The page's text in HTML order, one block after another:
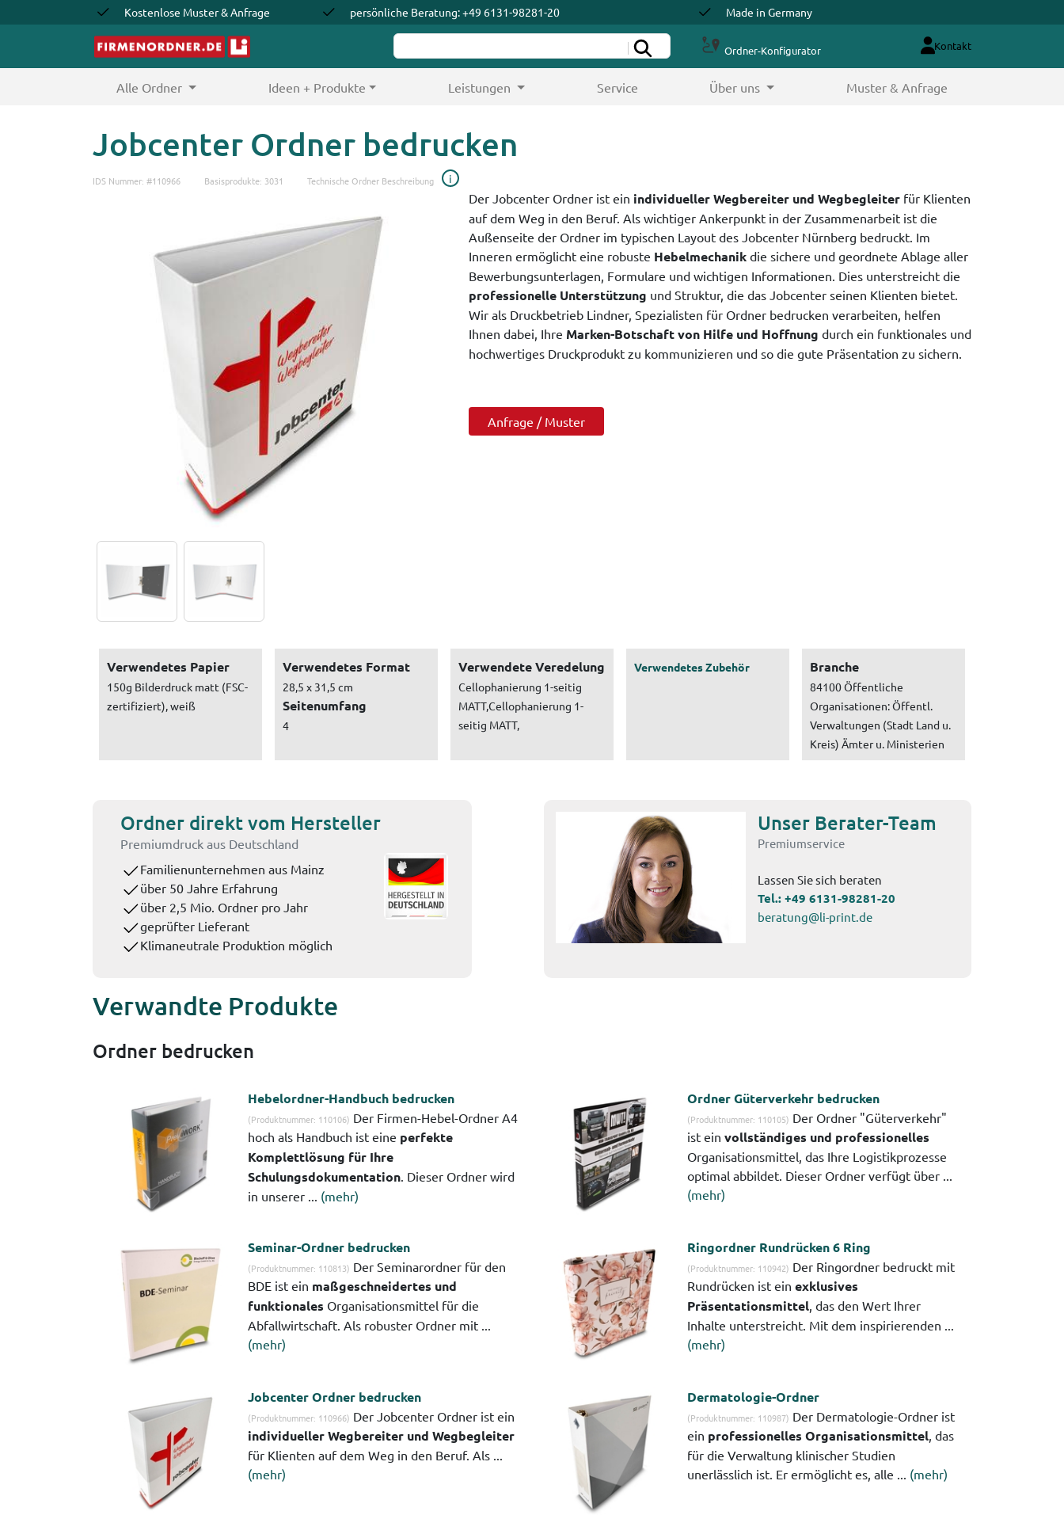
Kostenlose Muster & Anfrage persönliche Beratung: +49 6131-98281-20 Made in Germany
Ordner-Konfigurator Kontakt
Alle Ordner (current) Ideen + Produkte Leistungen Service Über uns Muster & Anfrage
Jobcenter Ordner bedrucken
IDS Nummer: #110966 Basisprodukte: 3031 Technische Ordner Beschreibung i
Der Jobcenter Ordner ist ein individueller Wegbereiter und Wegbegleiter für Klienten
auf dem Weg in den Beruf. Als wichtiger Ankerpunkt in der Zusammenarbeit ist die
Außenseite der Ordner im typischen Layout des Jobcenter Nürnberg bedruckt. Im
Inneren ermöglicht eine robuste Hebelmechanik die sichere und geordnete Ablage aller
Bewerbungsunterlagen, Formulare und wichtigen Informationen. Dies unterstreicht die
professionelle Unterstützung und Struktur, die das Jobcenter seinen Klienten bietet.
Wir als Druckbetrieb Lindner, Spezialisten für Ordner bedrucken verarbeiten, helfen
Ihnen dabei, Ihre Marken-Botschaft von Hilfe und Hoffnung durch ein funktionales und
hochwertiges Druckprodukt zu kommunizieren und so die gute Präsentation zu sichern.
Anfrage / Muster
Verwendetes Papier
150g Bilderdruck matt (FSC-
zertifiziert), weiß
Verwendetes Format
28,5 x 31,5 cm
Seitenumfang
4
Verwendete Veredelung
Cellophanierung 1-seitig
MATT,Cellophanierung 1-
seitig MATT,
Verwendetes Zubehör Branche
84100 Öffentliche
Organisationen: Öffentl.
Verwaltungen (Stadt Land u.
Kreis) Ämter u. Ministerien
Ordner direkt vom Hersteller
Premiumdruck aus Deutschland
Familienunternehmen aus Mainz
über 50 Jahre Erfahrung
über 2,5 Mio. Ordner pro Jahr
geprüfter Lieferant
Klimaneutrale Produktion möglich
Unser Berater-Team
Premiumservice
Lassen Sie sich beraten
Tel.: +49 6131-98281-20
beratung@li-print.de
Verwandte Produkte
Ordner bedrucken
Hebelordner-Handbuch bedrucken
(Produktnummer: 110106) Der Firmen-Hebel-Ordner A4
hoch als Handbuch ist eine perfekte
Komplettlösung für Ihre
Schulungsdokumentation. Dieser Ordner wird
in unserer ... (mehr)
Ordner Güterverkehr bedrucken
(Produktnummer: 110105) Der Ordner "Güterverkehr"
ist ein vollständiges und professionelles
Organisationsmittel, das Ihre Logistikprozesse
optimal abbildet. Dieser Ordner verfügt über ...
(mehr)
Seminar-Ordner bedrucken
(Produktnummer: 110813) Der Seminarordner für den
BDE ist ein maßgeschneidertes und
funktionales Organisationsmittel für die
Abfallwirtschaft. Als robuster Ordner mit ...
(mehr)
Ringordner Rundrücken 6 Ring
(Produktnummer: 110942) Der Ringordner bedruckt mit
Rundrücken ist ein exklusives
Präsentationsmittel, das den Wert Ihrer
Inhalte unterstreicht. Mit dem inspirierenden ...
(mehr)
Jobcenter Ordner bedrucken
(Produktnummer: 110966) Der Jobcenter Ordner ist ein
individueller Wegbereiter und Wegbegleiter
für Klienten auf dem Weg in den Beruf. Als ...
(mehr)
Dermatologie-Ordner
(Produktnummer: 110987) Der Dermatologie-Ordner ist
ein professionelles Organisationsmittel, das
für die Verwaltung klinischer Studien
unerlässlich ist. Er ermöglicht es, alle ... (mehr)